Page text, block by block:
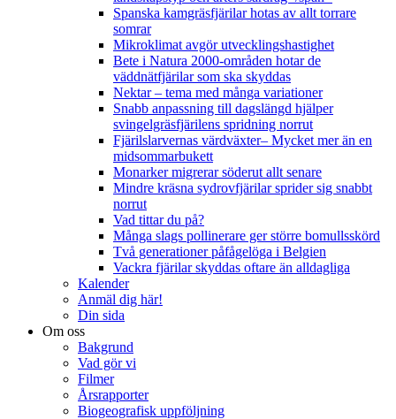
Spanska kamgräsfjärilar hotas av allt torrare
somrar
Mikroklimat avgör utvecklingshastighet
Bete i Natura 2000-områden hotar de
väddnätfjärilar som ska skyddas
Nektar – tema med många variationer
Snabb anpassning till dagslängd hjälper
svingelgräsfjärilens spridning norrut
Fjärilslarvernas värdväxter– Mycket mer än en
midsommarbukett
Monarker migrerar söderut allt senare
Mindre kräsna sydrovfjärilar sprider sig snabbt
norrut
Vad tittar du på?
Många slags pollinerare ger större bomullsskörd
Två generationer påfågelöga i Belgien
Vackra fjärilar skyddas oftare än alldagliga
Kalender
Anmäl dig här!
Din sida
Om oss
Bakgrund
Vad gör vi
Filmer
Årsrapporter
Biogeografisk uppföljning